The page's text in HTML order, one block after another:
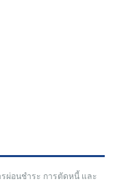
ผ่อนชำระ การตัดหนี้ และ